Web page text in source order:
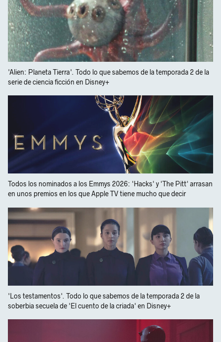
'Alien: Planeta Tierra'. Todo lo que sabemos de la temporada 2 de la
serie de ciencia ficción en Disney+
Todos los nominados a los Emmys 2026: 'Hacks' y 'The Pitt' arrasan
en unos premios en los que Apple TV tiene mucho que decir
'Los testamentos'. Todo lo que sabemos de la temporada 2 de la
soberbia secuela de 'El cuento de la criada' en Disney+